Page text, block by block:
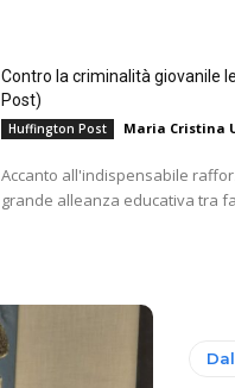
Contro la criminalità giovanile
Post)
Huffington Post Maria Cristina
Accanto all'indispensabile
grande alleanza educativa tra